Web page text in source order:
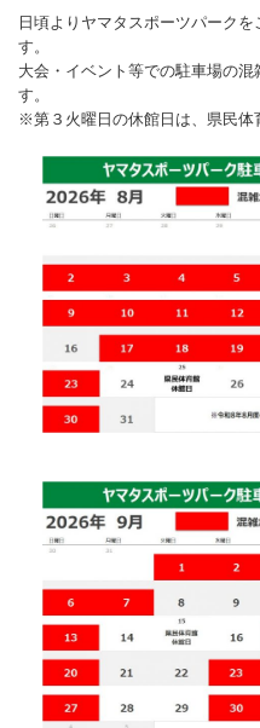
日頃よりヤマタスポーツパーク
す。
大会・イベント等での駐車場の
す。
※第３火曜日の休館日は、県民体